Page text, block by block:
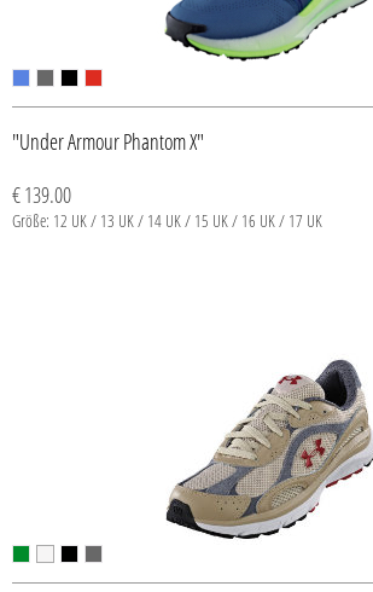
"Under Armour Phantom X"
€ 139.00
Größe: 12 UK / 13 UK / 14 UK / 15 UK / 16 UK / 17 UK